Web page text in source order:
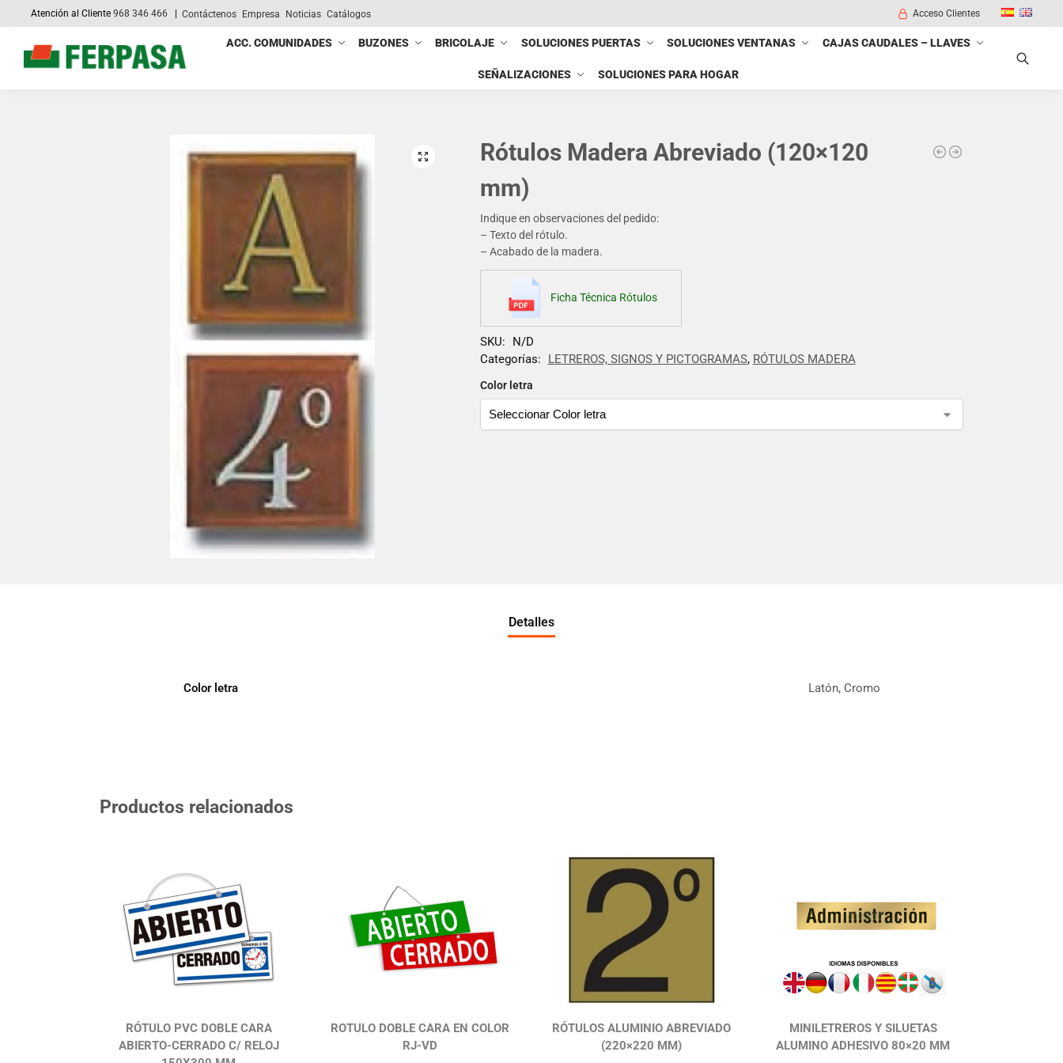
Atención al Cliente968 346 466 Contáctenos Empresa Noticias Catálogos Acceso Clientes
ACC. COMUNIDADES BUZONES BRICOLAJE SOLUCIONES PUERTAS SOLUCIONES VENTANAS CAJAS CAUDALES – LLAVES
SEÑALIZACIONES SOLUCIONES PARA HOGAR
Search
Rótulos Madera Abreviado (120×120
mm)
Color letra
SKU:
N/D
Categorías:
LETREROS, SIGNOS Y PICTOGRAMAS, RÓTULOS MADERA
Indique en observaciones del pedido:
– Texto del rótulo.
– Acabado de la madera.
Ficha Técnica Rótulos
Detalles
Color letra Latón, Cromo
Productos relacionados
RÓTULO PVC DOBLE CARA
ABIERTO-CERRADO C/ RELOJ
ROTULO DOBLE CARA EN COLOR
RJ-VD
RÓTULOS ALUMINIO ABREVIADO
(220×220 MM)
MINILETREROS Y SILUETAS
ALUMINO ADHESIVO 80×20 MM